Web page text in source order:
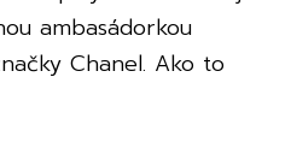
ambasádorkou
Chanel. Ako to